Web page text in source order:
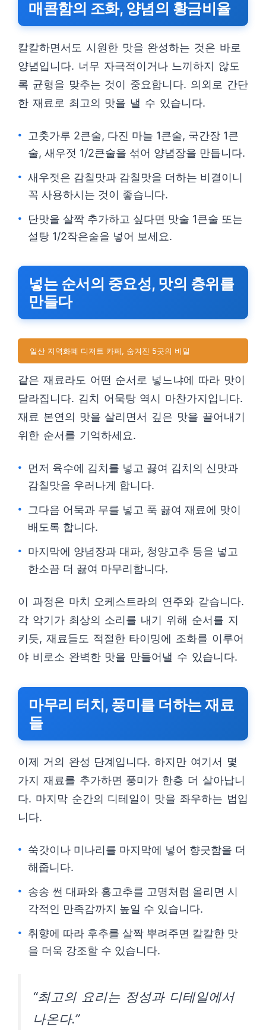
매콤함의 조화, 양념의 황금비율
칼칼하면서도 시원한 맛을 완성하는 것은 바로
양념입니다. 너무 자극적이거나 느끼하지 않도
록 균형을 맞추는 것이 중요합니다. 의외로 간단
한 재료로 최고의 맛을 낼 수 있습니다.
고춧가루 2큰술, 다진 마늘 1큰술, 국간장 1큰
술, 새우젓 1/2큰술을 섞어 양념장을 만듭니다.
새우젓은 감칠맛과 감칠맛을 더하는 비결이니
꼭 사용하시는 것이 좋습니다.
단맛을 살짝 추가하고 싶다면 맛술 1큰술 또는
설탕 1/2작은술을 넣어 보세요.
넣는 순서의 중요성, 맛의 층위를
만들다
일산 지역화폐 디저트 카페, 숨겨진 5곳의 비밀
같은 재료라도 어떤 순서로 넣느냐에 따라 맛이
달라집니다. 김치 어묵탕 역시 마찬가지입니다.
재료 본연의 맛을 살리면서 깊은 맛을 끌어내기
위한 순서를 기억하세요.
먼저 육수에 김치를 넣고 끓여 김치의 신맛과
감칠맛을 우러나게 합니다.
그다음 어묵과 무를 넣고 푹 끓여 재료에 맛이
배도록 합니다.
마지막에 양념장과 대파, 청양고추 등을 넣고
한소끔 더 끓여 마무리합니다.
이 과정은 마치 오케스트라의 연주와 같습니다.
각 악기가 최상의 소리를 내기 위해 순서를 지
키듯, 재료들도 적절한 타이밍에 조화를 이루어
야 비로소 완벽한 맛을 만들어낼 수 있습니다.
마무리 터치, 풍미를 더하는 재료
들
이제 거의 완성 단계입니다. 하지만 여기서 몇
가지 재료를 추가하면 풍미가 한층 더 살아납니
다. 마지막 순간의 디테일이 맛을 좌우하는 법입
니다.
쑥갓이나 미나리를 마지막에 넣어 향긋함을 더
해줍니다.
송송 썬 대파와 홍고추를 고명처럼 올리면 시
각적인 만족감까지 높일 수 있습니다.
취향에 따라 후추를 살짝 뿌려주면 칼칼한 맛
을 더욱 강조할 수 있습니다.
“최고의 요리는 정성과 디테일에서
나온다.”